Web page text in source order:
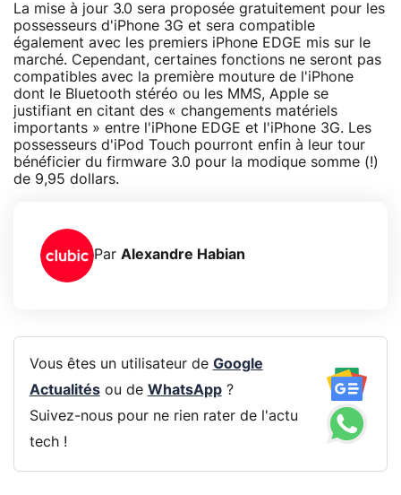
La mise à jour 3.0 sera proposée gratuitement pour les
possesseurs d'iPhone 3G et sera compatible
également avec les premiers iPhone EDGE mis sur le
marché. Cependant, certaines fonctions ne seront pas
compatibles avec la première mouture de l'iPhone
dont le Bluetooth stéréo ou les MMS, Apple se
justifiant en citant des « changements matériels
importants » entre l'iPhone EDGE et l'iPhone 3G. Les
possesseurs d'iPod Touch pourront enfin à leur tour
bénéficier du firmware 3.0 pour la modique somme (!)
de 9,95 dollars.
Par Alexandre Habian
Vous êtes un utilisateur de Google
Actualitésou de WhatsApp?
Suivez-nous pour ne rien rater de l'actu
tech !